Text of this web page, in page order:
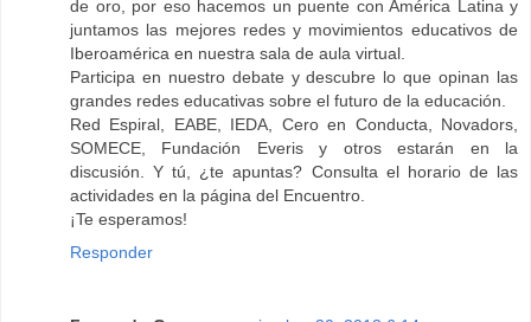
de oro, por eso hacemos un puente con América Latina y
juntamos las mejores redes y movimientos educativos de
Iberoamérica en nuestra sala de aula virtual.
Participa en nuestro debate y descubre lo que opinan las
grandes redes educativas sobre el futuro de la educación.
Red Espiral, EABE, IEDA, Cero en Conducta, Novadors,
SOMECE, Fundación Everis y otros estarán en la
discusión. Y tú, ¿te apuntas? Consulta el horario de las
actividades en la página del Encuentro.
¡Te esperamos!
Responder